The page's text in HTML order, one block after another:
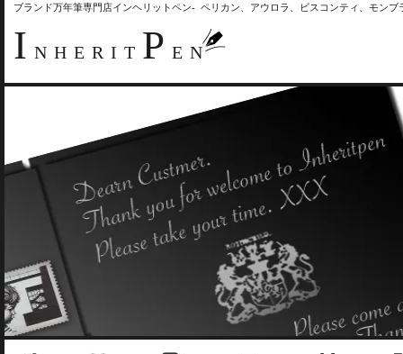
ブランド万年筆専門店インヘリットペン- ペリカン、アウロラ、ビスコンティ、モン
I NHERIT P EN